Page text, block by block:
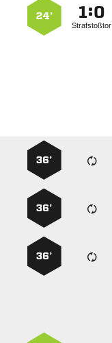
:
Strafstoßtor
24’
36’
36’
36’